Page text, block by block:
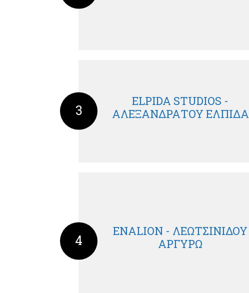
3
ELPIDA STUDIOS -
ΑΛΕΞΑΝΔΡΑΤΟΥ ΕΛΠΙΔΑ
4
ENALION - ΛΕΩΤΣΙΝΙΔΟΥ
ΑΡΓΥΡΩ